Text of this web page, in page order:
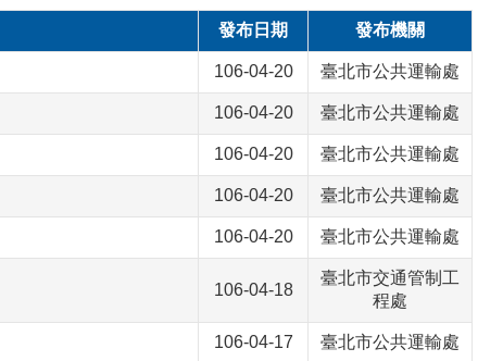
發布日期 發布機關
106-04-20 臺北市公共運輸處
106-04-20 臺北市公共運輸處
106-04-20 臺北市公共運輸處
106-04-20 臺北市公共運輸處
106-04-20 臺北市公共運輸處
106-04-18
臺北市交通管制工
程處
106-04-17 臺北市公共運輸處